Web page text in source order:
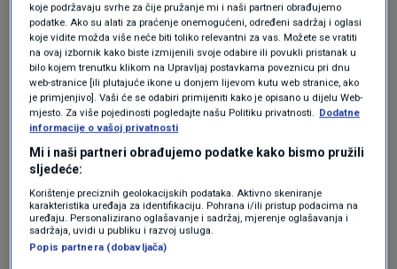
Oglas
koje podržavaju svrhe za čije pružanje mi i naši partneri obrađujemo
podatke. Ako su alati za praćenje onemogućeni, određeni sadržaj i oglasi
koje vidite možda više neće biti toliko relevantni za vas. Možete se vratiti
na ovaj izbornik kako biste izmijenili svoje odabire ili povukli pristanak u
bilo kojem trenutku klikom na Upravljaj postavkama poveznicu pri dnu
web-stranice [ili plutajuće ikone u donjem lijevom kutu web stranice, ako
je primjenjivo]. Vaši će se odabiri primijeniti kako je opisano u dijelu Web-
mjesto. Za više pojedinosti pogledajte našu Politiku privatnosti. Dodatne
informacije o vašoj privatnosti
Mi i naši partneri obrađujemo podatke kako bismo pružili
sljedeće:
Korištenje preciznih geolokacijskih podataka. Aktivno skeniranje
karakteristika uređaja za identifikaciju. Pohrana i/ili pristup podacima na
uređaju. Personalizirano oglašavanje i sadržaj, mjerenje oglašavanja i
sadržaja, uvidi u publiku i razvoj usluga.
Popis partnera (dobavljača)